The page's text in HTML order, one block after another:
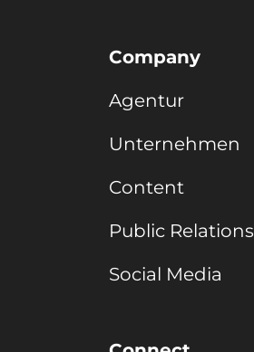
Company
Agentur
Unternehmen
Content
Public Relations
Social Media